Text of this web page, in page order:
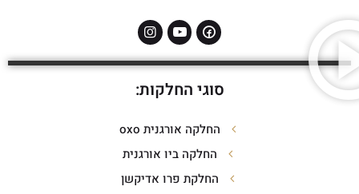
סוגי החלקות:
החלקה אורגנית oxo
החלקה ביו אורגנית
החלקת פרו אדיקשן